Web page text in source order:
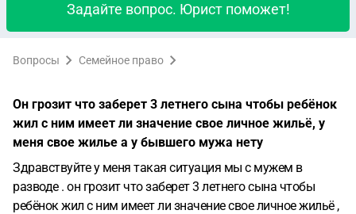
Задайте вопрос. Юрист поможет!
Вопросы Семейное право
Он грозит что заберет 3 летнего сына чтобы ребёнок
жил с ним имеет ли значение свое личное жильё, у
меня свое жилье а у бывшего мужа нету
Здравствуйте у меня такая ситуация мы с мужем в
разводе . он грозит что заберет 3 летнего сына чтобы
ребёнок жил с ним имеет ли значение свое личное жильё ,